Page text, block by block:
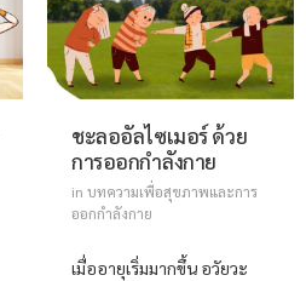
ชะลออัลไซเมอร์ ด้วย
การออกกำลังกาย
in บทความเพื่อสุขภาพและการ
ออกกำลังกาย
เมื่ออายุเริ่มมากขึ้น อวัยวะ